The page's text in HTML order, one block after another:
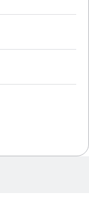
준비
드는 이유
션하기